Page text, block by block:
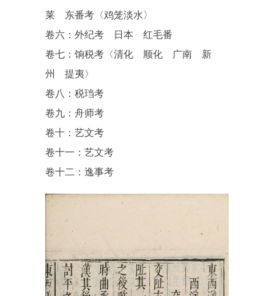
莱 东番考〈鸡笼淡水〉
卷六：外纪考 日本 红毛番
卷七：饷税考〈清化 顺化 广南 新
州 提夷〉
卷八：税珰考
卷九：舟师考
卷十：艺文考
卷十一：艺文考
卷十二：逸事考